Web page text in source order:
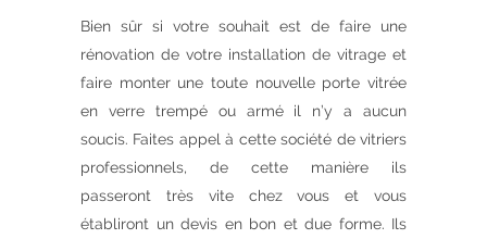
Bien sûr si votre souhait est de faire une
rénovation de votre installation de vitrage et
faire monter une toute nouvelle porte vitrée
en verre trempé ou armé il n’y a aucun
soucis. Faites appel à cette société de vitriers
professionnels, de cette manière ils
passeront très vite chez vous et vous
établiront un devis en bon et due forme. Ils